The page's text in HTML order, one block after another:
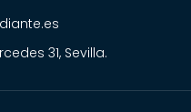
31, Sevilla.